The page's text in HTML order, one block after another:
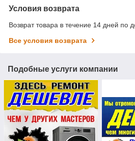
Условия возврата
Возврат товара в течение 14 дней по
Все условия возврата
Подобные услуги компании